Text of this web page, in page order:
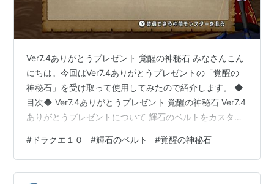
Ver7.4ありがとうプレゼント 覚醒の神秘石 みなさんこん
にちは。今回はVer7.4ありがとうプレゼントの「覚醒の
神秘石」を受け取って使用してみたので紹介します。 ◆
目次◆ Ver7.4ありがとうプレゼント 覚醒の神秘石 Ver7.4
ありがとうプレゼントについて 輝石のベルトをカスタマ
ついて hiroba.dqx.jp バージョン7.4ありがとうプレゼン
トで貰える物は３種類。 ・紫の上錬金石 ・ふくびき券
・覚醒の神秘石 です。紫の上錬金石とふくびき券につい
# ドラクエ１０ #輝石のベルト #覚醒の神秘石